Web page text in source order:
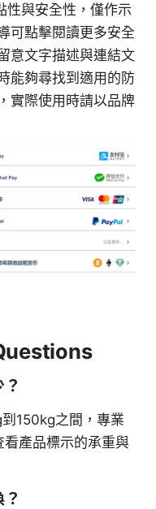
性與安全性，僅作示
可點擊閱讀更多安全
意文字描述與連結文
能夠尋找到適用的防
實際使用時請以品牌
150kg之間，專業
產品標示的承重與